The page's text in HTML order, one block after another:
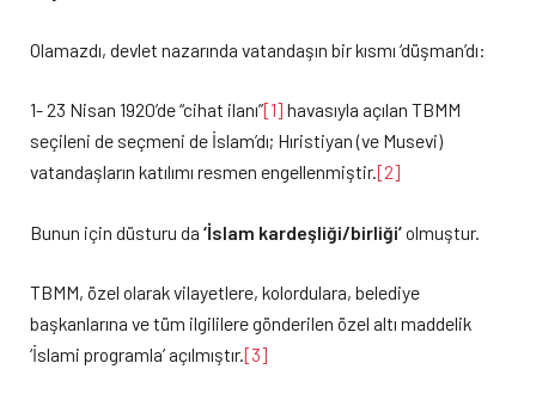
Olamazdı, devlet nazarında vatandaşın bir kısmı ‘düşman’dı:
1- 23 Nisan 1920’de “cihat ilanı”[1] havasıyla açılan TBMM
seçileni de seçmeni de İslam’dı; Hıristiyan (ve Musevi)
vatandaşların katılımı resmen engellenmiştir.[2]
Bunun için düsturu da ‘İslam kardeşliği/birliği’olmuştur.
TBMM, özel olarak vilayetlere, kolordulara, belediye
başkanlarına ve tüm ilgililere gönderilen özel altı maddelik
‘İslami programla’ açılmıştır.[3]